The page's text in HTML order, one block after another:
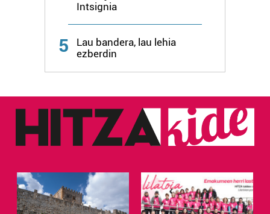
Webgune honek cookie propioak eta hirugarrenen cookie-
fitxategiak erabiltzen ditu. Zure esperientzia eta
zerbitzuak hobetzeko asmoz, cookie teknologiaz
baliatzen gara. Ohar hau onartuz gero, teknologia hori
erabiltzeko baimen esplizitua ematen diguzu.Gehiago
Intsignia
5
Lau bandera, lau lehia
ezberdin